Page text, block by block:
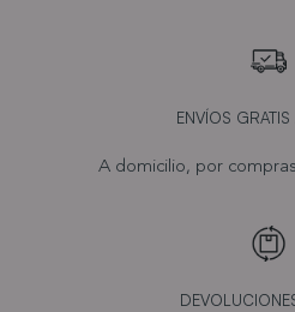
ENVÍOS GRATIS
A domicilio, por